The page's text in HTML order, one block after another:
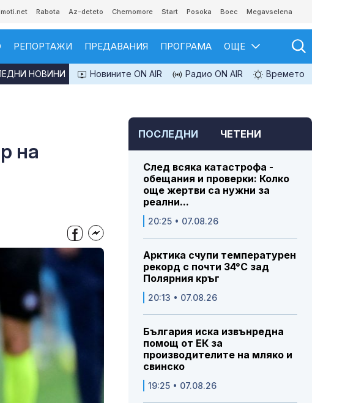
Rabota Az-deteto Chernomore Start Posoka Boec Megavselena
РЕПОРТАЖИ ПРЕДАВАНИЯ ПРОГРАМА ОЩЕ
Новините ON AIR Радио ON AIR Времето
НОВИНИ
на
ПОСЛЕДНИ ЧЕТЕНИ
След всяка катастрофа -
обещания и проверки: Колко
още жертви са нужни за
реални...
20:25 • 07.08.26
Арктика счупи температурен
рекорд с почти 34°C зад
Полярния кръг
20:13 • 07.08.26
България иска извънредна
помощ от ЕК за
производителите на мляко и
свинско
19:25 • 07.08.26